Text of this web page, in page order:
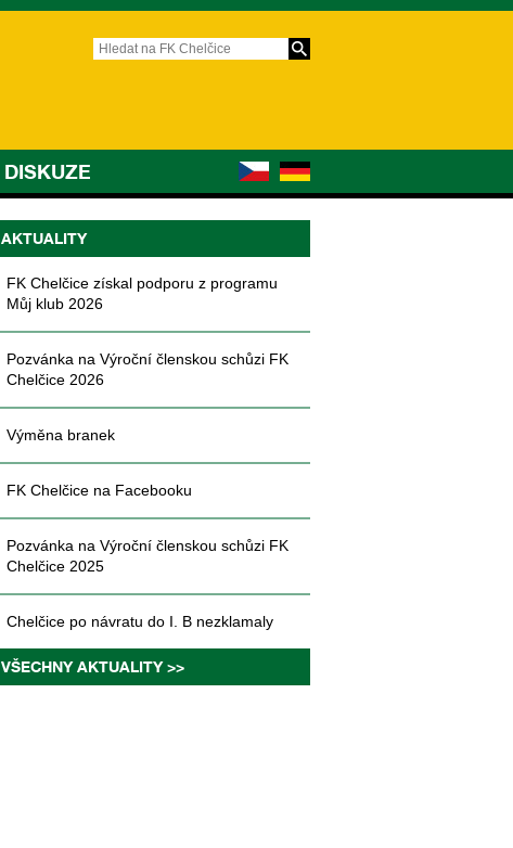
DISKUZE
AKTUALITY
FK Chelčice získal podporu z programu
Můj klub 2026
Pozvánka na Výroční členskou schůzi FK
Chelčice 2026
Výměna branek
FK Chelčice na Facebooku
Pozvánka na Výroční členskou schůzi FK
Chelčice 2025
Chelčice po návratu do I. B nezklamaly
VŠECHNY AKTUALITY >>